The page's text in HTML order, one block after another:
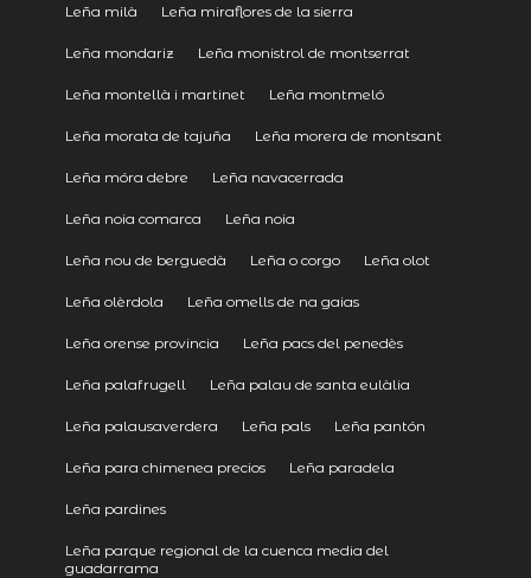
Leña milà Leña miraflores de la sierra
Leña mondariz Leña monistrol de montserrat
Leña montellà i martinet Leña montmeló
Leña morata de tajuña Leña morera de montsant
Leña móra debre Leña navacerrada
Leña noia comarca Leña noia
Leña nou de berguedà Leña o corgo Leña olot
Leña olèrdola Leña omells de na gaias
Leña orense provincia Leña pacs del penedès
Leña palafrugell Leña palau de santa eulàlia
Leña palausaverdera Leña pals Leña pantón
Leña para chimenea precios Leña paradela
Leña pardines
Leña parque regional de la cuenca media del
guadarrama